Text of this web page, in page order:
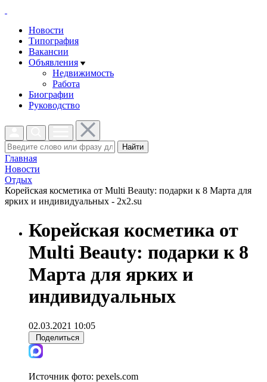
Новости
Типография
Вакансии
Объявления
Недвижимость
Работа
Биографии
Руководство
Найти
Главная
Новости
Отдых
Корейская косметика от Multi Beauty: подарки к 8 Марта для
ярких и индивидуальных - 2x2.su
Корейская косметика от
Multi Beauty: подарки к 8
Марта для ярких и
индивидуальных
02.03.2021 10:05
Поделиться
Источник фото: pexels.com